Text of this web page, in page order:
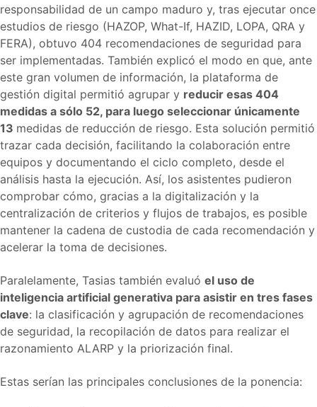
responsabilidad de un campo maduro y, tras ejecutar once
estudios de riesgo (HAZOP, What-If, HAZID, LOPA, QRA y
FERA), obtuvo 404 recomendaciones de seguridad para
ser implementadas. También explicó el modo en que, ante
este gran volumen de información, la plataforma de
gestión digital permitió agrupar y reducir esas 404
medidas a sólo 52, para luego seleccionar únicamente
13 medidas de reducción de riesgo. Esta solución permitió
trazar cada decisión, facilitando la colaboración entre
equipos y documentando el ciclo completo, desde el
análisis hasta la ejecución. Así, los asistentes pudieron
comprobar cómo, gracias a la digitalización y la
centralización de criterios y flujos de trabajos, es posible
mantener la cadena de custodia de cada recomendación y
acelerar la toma de decisiones.
Paralelamente, Tasias también evaluó el uso de
inteligencia artificial generativa para asistir en tres fases
clave: la clasificación y agrupación de recomendaciones
de seguridad, la recopilación de datos para realizar el
razonamiento ALARP y la priorización final.
Estas serían las principales conclusiones de la ponencia: